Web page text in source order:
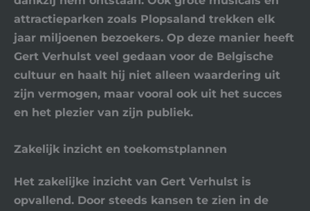
attractieparken zoals Plopsaland trekken elk
jaar miljoenen bezoekers. Op deze manier heeft
Gert Verhulst veel gedaan voor de Belgische
cultuur en haalt hij niet alleen waardering uit
zijn vermogen, maar vooral ook uit het succes
en het plezier van zijn publiek.
Zakelijk inzicht en toekomstplannen
Het zakelijke inzicht van Gert Verhulst is
opvallend. Door steeds kansen te zien in de